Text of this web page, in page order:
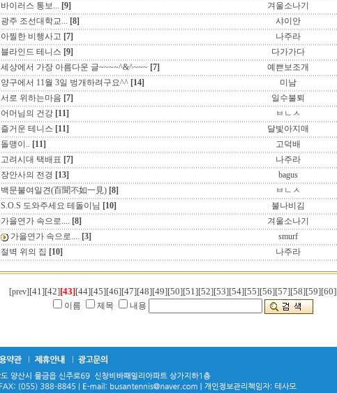
바이러스 통보... [9] 겨울소나기
광주 조선대학교... [8] 샤이안
아찔한 비행사고 [7] 나주라
블라인드 테니스 [9] 다가가다
세상에서 가장 아름다운 글~~~~^&^~~~ [7] 예쁜보조개
양구에서 11월 3일 벙개하려구요^^ [14] 미남
서로 위하는마음 [7] 일수불퇴
어머님의 건강 [11] ㅂㄴㅅ
즐거운 테니스 [11] 달빛아지매
돌맹이.. [11] 고덕배
고려시대 택배표 [7] 나주라
장안사의 전경 [13] bagus
백문불여일견(百聞不如一見) [8] ㅂㄴㅅ
S.O.S 도와주세요 테돌이님 [10] 불나비김
가을연가 속으로.... [8] 겨울소나기
가을연가 속으로.... [3] smurf
절벽 위의 집 [10] 나주라
[prev] [41][42][43][44][45][46][47][48][49][50][51][52][53][54][55][56][57][58][59][60]
이름
제목 내용